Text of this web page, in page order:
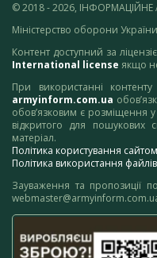
© 2018 - 2026, ІНФОРМАЦІЙНЕ
Міністерство оборони України
Контент доступний за
International license якщо
При використанні
armyinform.com.ua
обов’язковим є розміщення
відкритого для пошукових
матеріал.
Політика користування
Політика використання
Зауваження та пропозиції